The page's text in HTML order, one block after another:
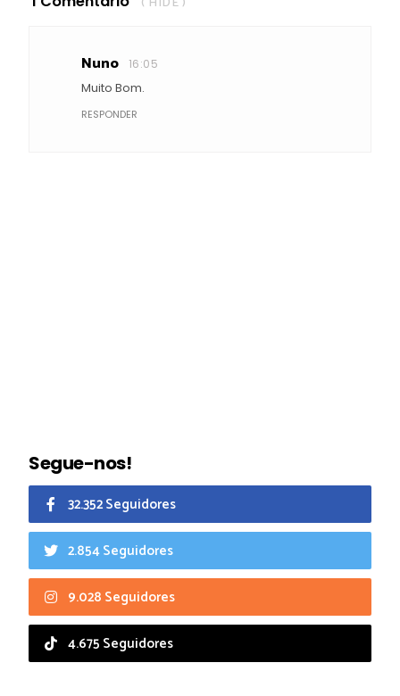
Nuno 16:05
Muito Bom.
RESPONDER
Segue-nos!
32.352 Seguidores
2.854 Seguidores
9.028 Seguidores
4.675 Seguidores